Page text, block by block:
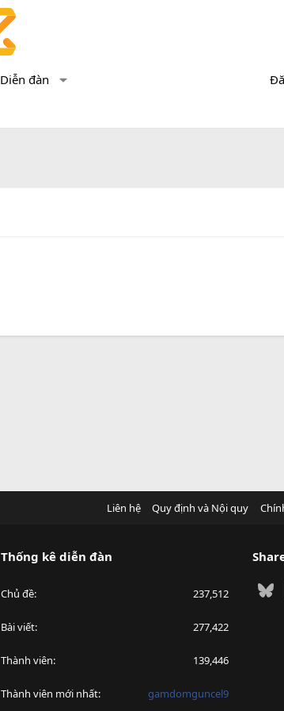
Diễn đàn
Liên hệ Quy định và Nội quy
Thống kê diễn đàn
Chủ đề 237,512
Bài viết 277,422
Thành viên 139,446
Thành viên mới nhất gamdomguncel9